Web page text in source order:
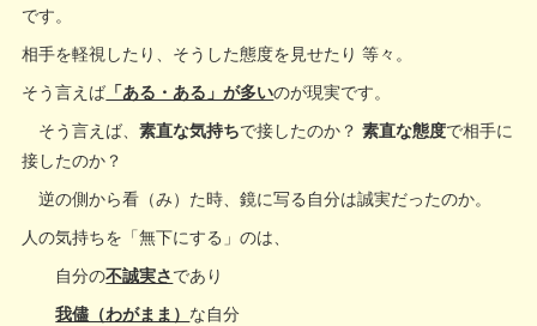
です。
相手を軽視したり、そうした態度を見せたり 等々。
そう言えば 「ある・ある」が多いのが現実です。
そう言えば、素直な気持ちで接したのか？素直な態度で相手に
接したのか？
逆の側から看（み）た時、鏡に写る自分は誠実だったのか。
人の気持ちを「無下にする」のは、
自分の不誠実さであり
我儘（わがまま） な自分